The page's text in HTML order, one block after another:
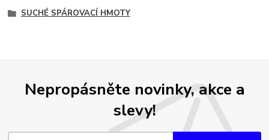
SUCHÉ SPÁROVACÍ HMOTY
Nepropásněte novinky, akce a
slevy!